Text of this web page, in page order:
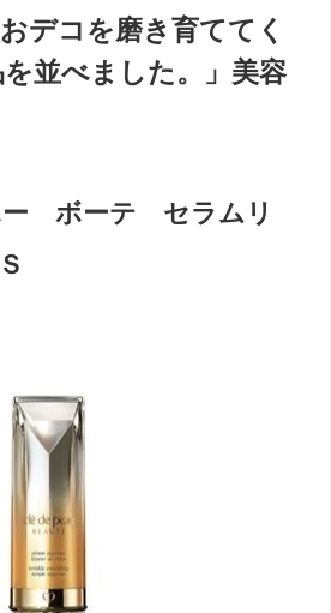
おデコを磨き育ててく
並べました。」美容
ー ボーテ セラムリ